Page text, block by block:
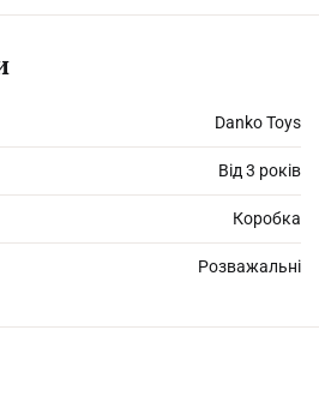
Danko Toys
Від 3 років
Коробка
Розважальні